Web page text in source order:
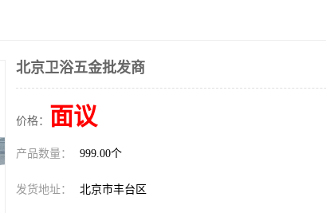
北京卫浴五金批发商
价格： 面议
产品数量： 999.00个
发货地址： 北京市丰台区